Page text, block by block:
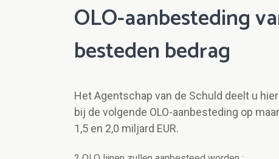
OLO-aanbesteding
besteden bedrag
Het Agentschap van de Schuld deelt u
bij de volgende OLO-aanbesteding op
1,5 en 2,0 miljard EUR.